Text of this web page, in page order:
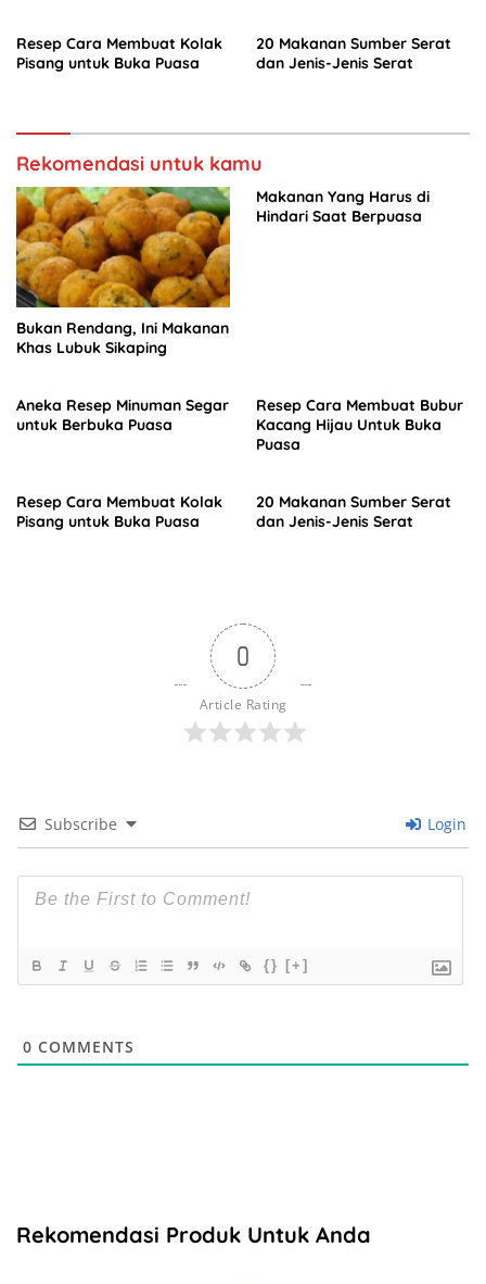
Resep Cara Membuat Kolak
Pisang untuk Buka Puasa
20 Makanan Sumber Serat
dan Jenis-Jenis Serat
Rekomendasi untuk kamu
Bukan Rendang, Ini Makanan
Khas Lubuk Sikaping
Makanan Yang Harus di
Hindari Saat Berpuasa
Aneka Resep Minuman Segar
untuk Berbuka Puasa
Resep Cara Membuat Bubur
Kacang Hijau Untuk Buka
Puasa
Resep Cara Membuat Kolak
Pisang untuk Buka Puasa
20 Makanan Sumber Serat
dan Jenis-Jenis Serat
0
Article Rating
Subscribe Login
{} [+]
0 COMMENTS
Rekomendasi Produk Untuk Anda